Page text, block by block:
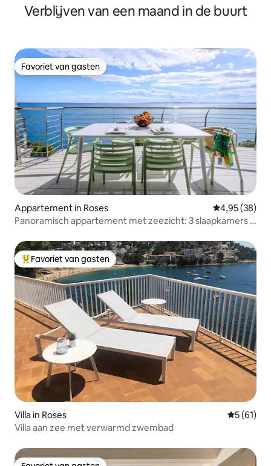
Verblijven van een maand in de buurt
Favoriet van gasten
Favoriet van gasten
Appartement in Roses Gemiddelde
4,95 (38)
Panoramisch appartement met zeezicht: 3 slaapkamers +
Topfavoriet van gasten
Favoriet van gasten
Villa in Roses
5 (61)
Villa aan zee met verwarmd zwembad